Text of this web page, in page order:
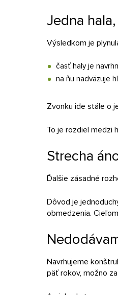
Jedna
Výsledkom je
časť haly je
na ňu nadväzuje
Zvonku ide stále o
To je rozdiel medzi
Strecha
Ďalšie zásadné
Dôvod je
obmedzenia.
Navrhujeme
päť rokov, možno